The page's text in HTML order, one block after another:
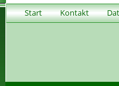
Start Kontakt